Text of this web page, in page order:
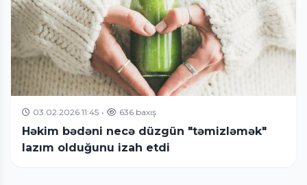
03.02.2026 11:45 • 636 baxış
Həkim bədəni necə düzgün "təmizləmək"
lazım olduğunu izah etdi